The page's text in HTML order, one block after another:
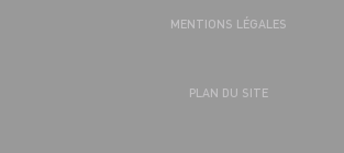
MENTIONS LÉGALES
PLAN DU SITE